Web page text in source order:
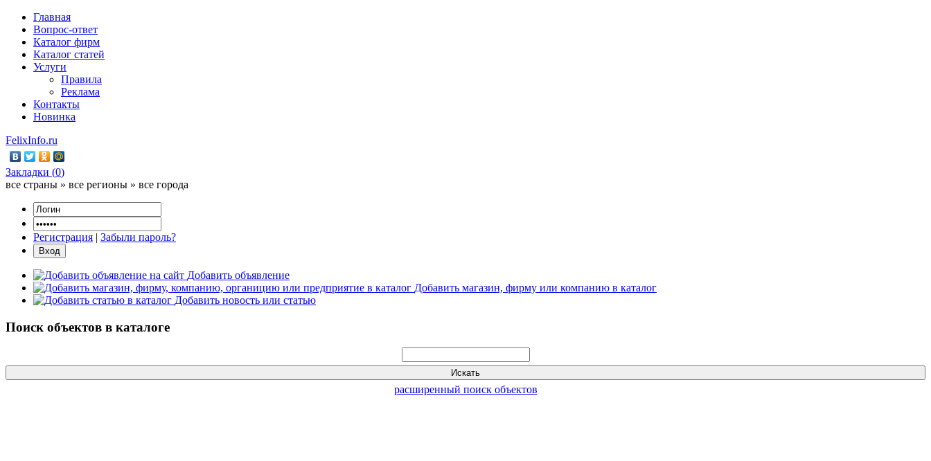
Главная
Вопрос-ответ
Каталог фирм
Каталог статей
Услуги
Правила
Реклама
Контакты
Новинка
FelixInfo.ru
Закладки (0)
все страны » все регионы » все города
Регистрация | Забыли пароль?
Добавить объявление
Добавить магазин, фирму или компанию в каталог
Добавить новость или статью
Поиск объектов в каталоге
расширенный поиск объектов